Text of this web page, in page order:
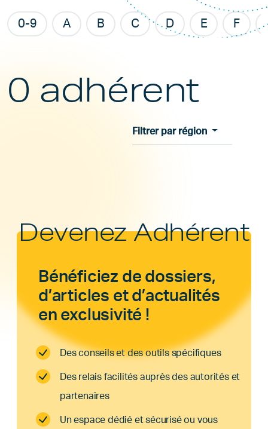
0-9 A B C D E F
0 adhérent
Filtrer par région
Devenez Adhérent
Bénéficiez de dossiers,
d’articles et d’actualités
en exclusivité !
Des conseils et des outils spécifiques
Des relais facilités auprès des autorités et
partenaires
Un espace dédié et sécurisé ou vous